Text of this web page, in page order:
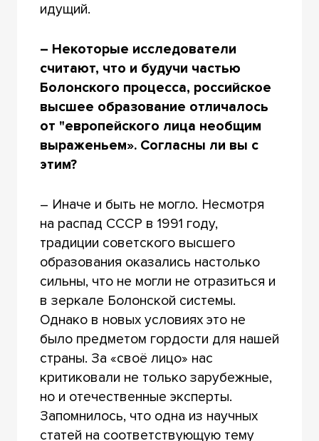
идущий.
– Некоторые исследователи
считают, что и будучи частью
Болонского процесса, российское
высшее образование отличалось
от "европейского лица необщим
выраженьем». Согласны ли вы с
этим?
– Иначе и быть не могло. Несмотря
на распад СССР в 1991 году,
традиции советского высшего
образования оказались настолько
сильны, что не могли не отразиться и
в зеркале Болонской системы.
Однако в новых условиях это не
было предметом гордости для нашей
страны. За «своё лицо» нас
критиковали не только зарубежные,
но и отечественные эксперты.
Запомнилось, что одна из научных
статей на соответствующую тему